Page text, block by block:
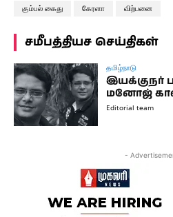
கும்பல் கைது கேரளா விற்பனை
சமீபத்தியச செய்திகள்
தமிழ்நாடு
இயக்குநர்
மனோஜ்
Editorial team
-